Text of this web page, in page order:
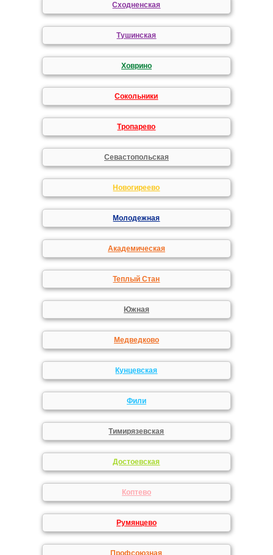
Сходненская
Тушинская
Ховрино
Сокольники
Тропарево
Севастопольская
Новогиреево
Молодежная
Академическая
Теплый Стан
Южная
Медведково
Кунцевская
Фили
Тимирязевская
Достоевская
Коптево
Румянцево
Профсоюзная